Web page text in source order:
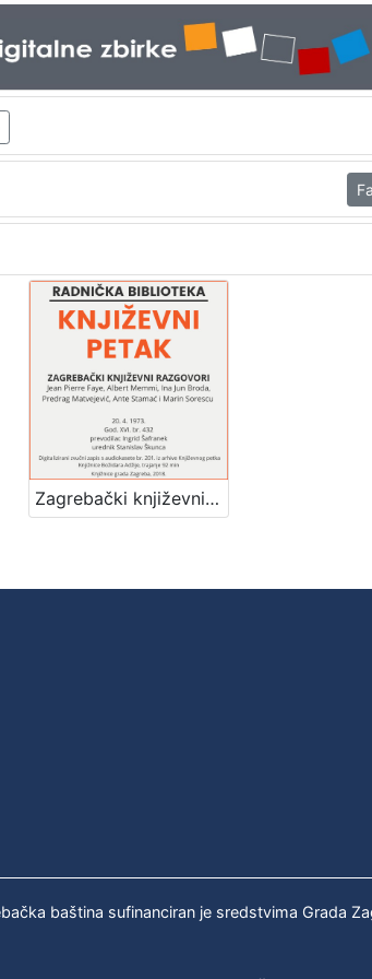
Zagrebački književni razgovori : Književni petak, dvorana u Novinarskom domu, 20. 4. 1973., br. 432 / Jean Pierre Faye ... [et al.] ; prevodilac Ingrid Šafranek ; urednik Stanislav Škunca
baština sufinanciran je sredstvima Grada